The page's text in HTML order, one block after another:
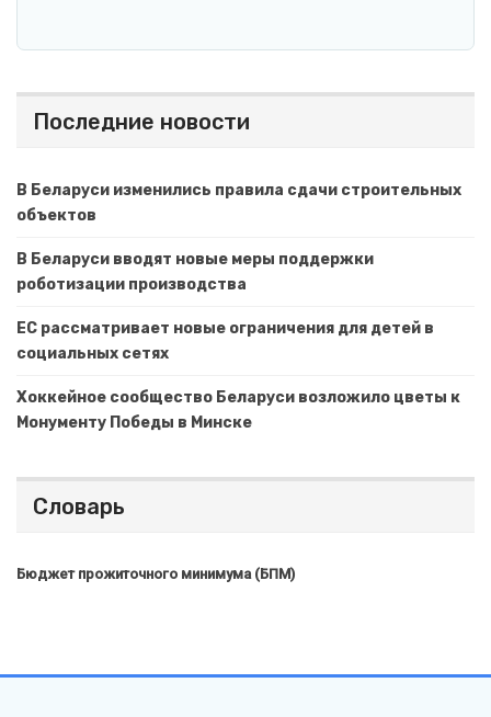
Последние новости
В Беларуси изменились правила сдачи строительных
объектов
В Беларуси вводят новые меры поддержки
роботизации производства
ЕС рассматривает новые ограничения для детей в
социальных сетях
Хоккейное сообщество Беларуси возложило цветы к
Монументу Победы в Минске
Словарь
Бюджет прожиточного минимума (БПМ)